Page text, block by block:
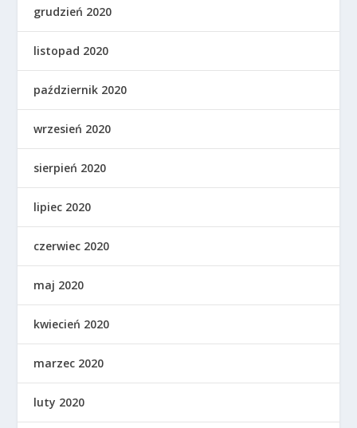
grudzień 2020
listopad 2020
październik 2020
wrzesień 2020
sierpień 2020
lipiec 2020
czerwiec 2020
maj 2020
kwiecień 2020
marzec 2020
luty 2020